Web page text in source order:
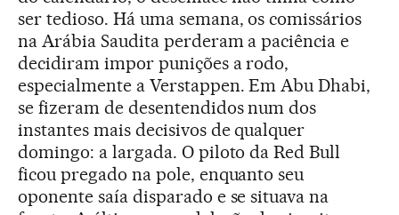
ser tedioso. Há uma semana, os comissários
na Arábia Saudita perderam a paciência e
decidiram impor punições a rodo,
especialmente a Verstappen. Em Abu Dhabi,
se fizeram de desentendidos num dos
instantes mais decisivos de qualquer
domingo: a largada. O piloto da Red Bull
ficou pregado na pole, enquanto seu
oponente saía disparado e se situava na